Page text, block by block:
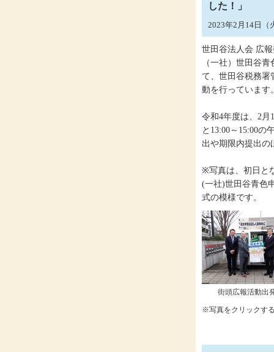
した！」
2023年2月14日（
世田谷法人会 広
（一社）世田谷
て、世田谷税務署
動を行っています
令和4年度は、2月
と13:00～15:00の
出や期限内提出の
※写真は、初日と
(一社)世田谷青色
式の模様です。
街頭広報活動出
※写真をクリックす